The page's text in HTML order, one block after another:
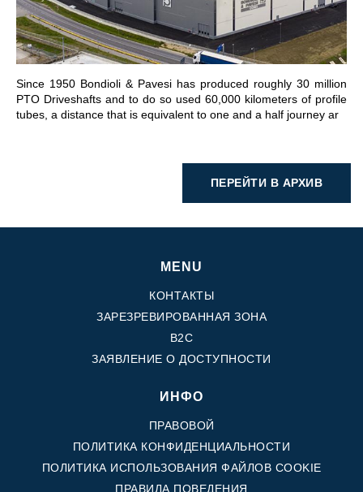
Since 1950 Bondioli & Pavesi has produced roughly 30 million
PTO Driveshafts and to do so used 60,000 kilometers of profile
tubes, a distance that is equivalent to one and a half journey ar
ПЕРЕЙТИ В АРХИВ
MENU
КОНТАКТЫ
ЗАРЕЗРЕВИРОВАННАЯ ЗОНА
B2C
ЗАЯВЛЕНИЕ О ДОСТУПНОСТИ
ИНФО
ПРАВОВОЙ
ПОЛИТИКА КОНФИДЕНЦИАЛЬНОСТИ
ПОЛИТИКА ИСПОЛЬЗОВАНИЯ ФАЙЛОВ COOKIE
ПРАВИЛА ПОВЕДЕНИЯ